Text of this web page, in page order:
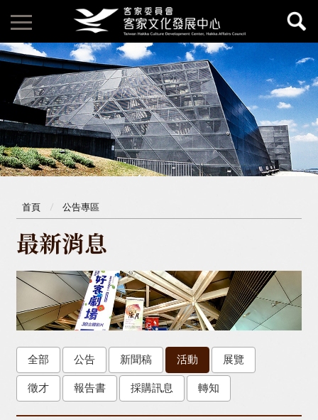
首頁 公告專區
最新消息
全部 公告 新聞稿 活動 展覽
徵才 報告書 採購訊息 轉知